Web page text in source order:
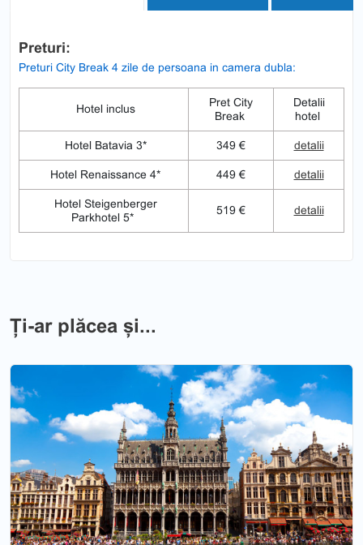
Preturi:
Preturi City Break 4 zile de persoana in camera dubla:
Hotel inclus
Pret City
Break
Detalii
hotel
Hotel Batavia 3* 349 € detalii
Hotel Renaissance 4* 449 € detalii
Hotel Steigenberger
Parkhotel 5*
519 € detalii
Ți-ar plăcea și...
Previous